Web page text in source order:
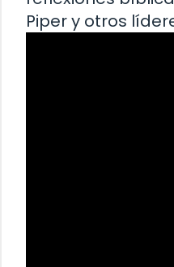
Piper y otros